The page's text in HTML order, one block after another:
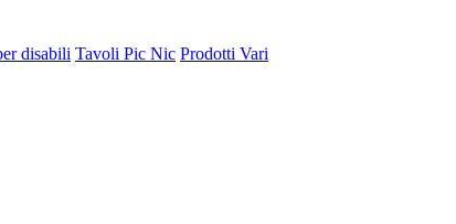
disabili Tavoli Pic Nic Prodotti Vari